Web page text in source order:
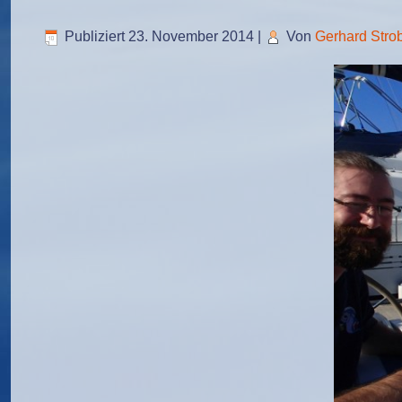
Publiziert 23. November 2014 Von Gerhard